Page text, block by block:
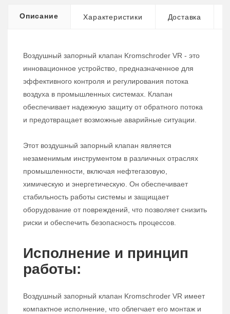
Описание Характеристики Доставка
Воздушный запорный клапан Kromschroder VR - это
инновационное устройство, предназначенное для
эффективного контроля и регулирования потока
воздуха в промышленных системах. Клапан
обеспечивает надежную защиту от обратного потока
и предотвращает возможные аварийные ситуации.
Этот воздушный запорный клапан является
незаменимым инструментом в различных отраслях
промышленности, включая нефтегазовую,
химическую и энергетическую. Он обеспечивает
стабильность работы системы и защищает
оборудование от повреждений, что позволяет снизить
риски и обеспечить безопасность процессов.
Исполнение и принцип
работы:
Воздушный запорный клапан Kromschroder VR имеет
компактное исполнение, что облегчает его монтаж и